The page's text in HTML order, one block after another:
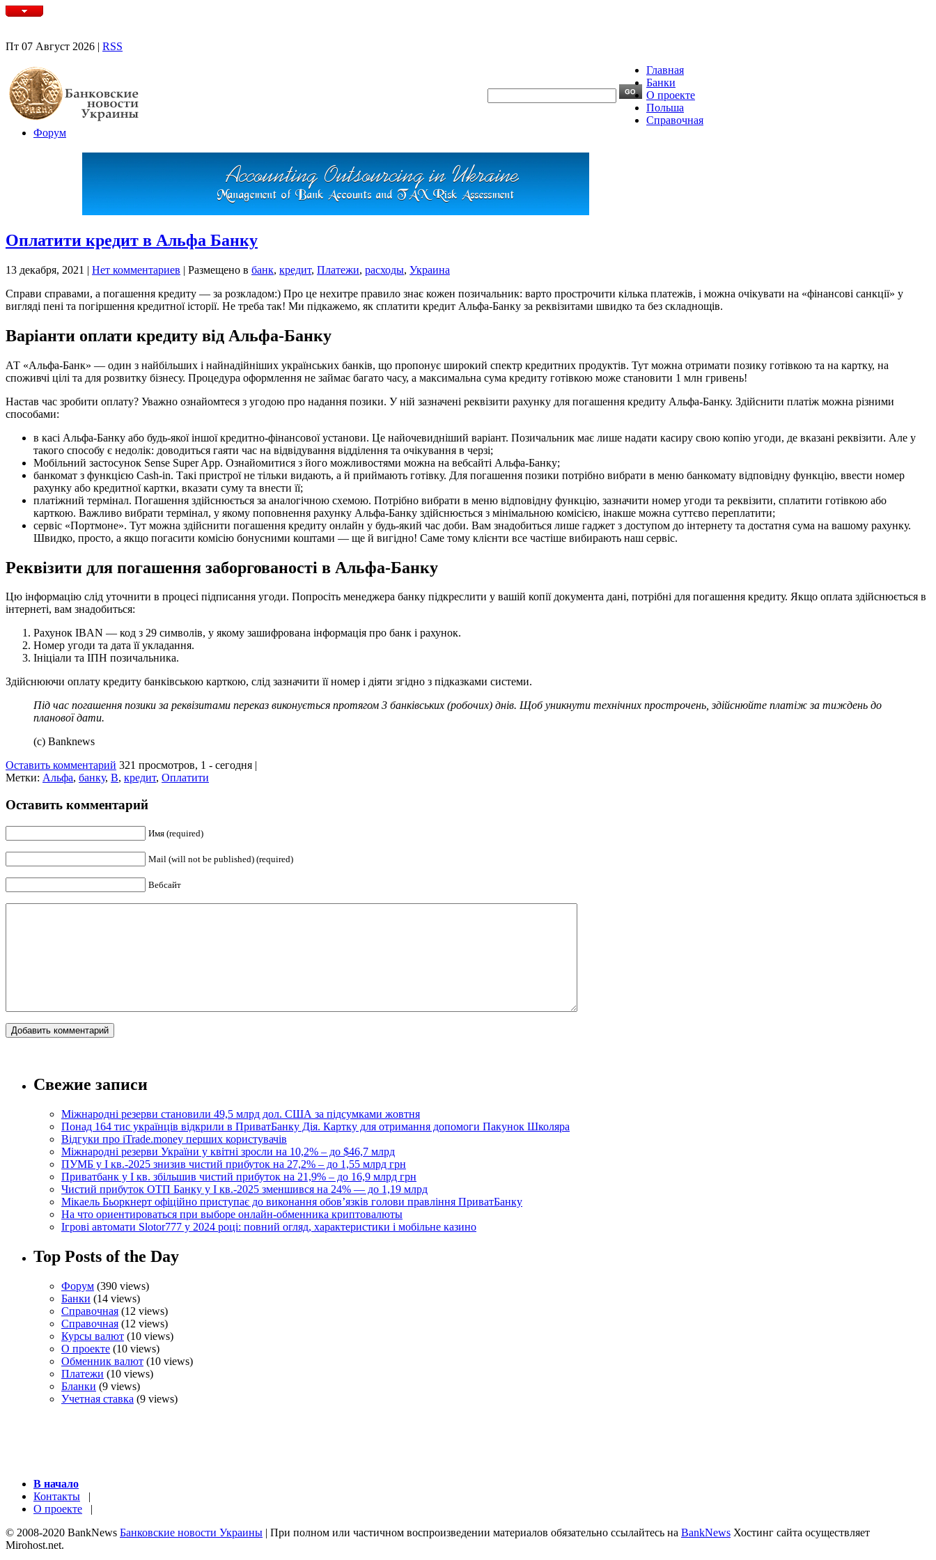
Пт 07 Август 2026 | RSS
Главная
Банки
О проекте
Польша
Справочная
Форум
Оплатити кредит в Альфа Банку
13 декабря, 2021 | Нет комментариев | Размещено в банк, кредит, Платежи, расходы, Украина
Справи справами, а погашення кредиту — за розкладом:) Про це нехитре правило знає кожен позичальник: варто прострочити кілька платежів, і можна очікувати на «фінансові санкції» у
вигляді пені та погіршення кредитної історії. Не треба так! Ми підкажемо, як сплатити кредит Альфа-Банку за реквізитами швидко та без складнощів.
Варіанти оплати кредиту від Альфа-Банку
АТ «Альфа-Банк» — один з найбільших і найнадійніших українських банків, що пропонує широкий спектр кредитних продуктів. Тут можна отримати позику готівкою та на картку, на
споживчі цілі та для розвитку бізнесу. Процедура оформлення не займає багато часу, а максимальна сума кредиту готівкою може становити 1 млн гривень!
Настав час зробити оплату? Уважно ознайомтеся з угодою про надання позики. У ній зазначені реквізити рахунку для погашення кредиту Альфа-Банку. Здійснити платіж можна різними
способами:
в касі Альфа-Банку або будь-якої іншої кредитно-фінансової установи. Це найочевидніший варіант. Позичальник має лише надати касиру свою копію угоди, де вказані реквізити. Але у
такого способу є недолік: доводиться гаяти час на відвідування відділення та очікування в черзі;
Мобільний застосунок Sense Super App. Ознайомитися з його можливостями можна на вебсайті Альфа-Банку;
банкомат з функцією Cash-in. Такі пристрої не тільки видають, а й приймають готівку. Для погашення позики потрібно вибрати в меню банкомату відповідну функцію, ввести номер
рахунку або кредитної картки, вказати суму та внести її;
платіжний термінал. Погашення здійснюється за аналогічною схемою. Потрібно вибрати в меню відповідну функцію, зазначити номер угоди та реквізити, сплатити готівкою або
карткою. Важливо вибрати термінал, у якому поповнення рахунку Альфа-Банку здійснюється з мінімальною комісією, інакше можна суттєво переплатити;
сервіс «Портмоне». Тут можна здійснити погашення кредиту онлайн у будь-який час доби. Вам знадобиться лише гаджет з доступом до інтернету та достатня сума на вашому рахунку.
Швидко, просто, а якщо погасити комісію бонусними коштами — ще й вигідно! Саме тому клієнти все частіше вибирають наш сервіс.
Реквізити для погашення заборгованості в Альфа-Банку
Цю інформацію слід уточнити в процесі підписання угоди. Попросіть менеджера банку підкреслити у вашій копії документа дані, потрібні для погашення кредиту. Якщо оплата здійснюється в
інтернеті, вам знадобиться:
Рахунок IBAN — код з 29 символів, у якому зашифрована інформація про банк і рахунок.
Номер угоди та дата її укладання.
Ініціали та ІПН позичальника.
Здійснюючи оплату кредиту банківською карткою, слід зазначити її номер і діяти згідно з підказками системи.
Під час погашення позики за реквізитами переказ виконується протягом 3 банківських (робочих) днів. Щоб уникнути технічних прострочень, здійснюйте платіж за тиждень до
планової дати.
(c) Banknews
Оставить комментарий 321 просмотров, 1 - сегодня |
Метки: Альфа, банку, В, кредит, Оплатити
Оставить комментарий
Имя (required)
Mail (will not be published) (required)
Вебсайт
Свежие записи
Міжнародні резерви становили 49,5 млрд дол. США за підсумками жовтня
Понад 164 тис українців відкрили в ПриватБанку Дія. Картку для отримання допомоги Пакунок Школяра
Відгуки про iTrade.money перших користувачів
Міжнародні резерви України у квітні зросли на 10,2% – до $46,7 млрд
ПУМБ у I кв.-2025 знизив чистий прибуток на 27,2% – до 1,55 млрд грн
Приватбанк у І кв. збільшив чистий прибуток на 21,9% – до 16,9 млрд грн
Чистий прибуток ОТП Банку у І кв.-2025 зменшився на 24% — до 1,19 млрд
Мікаель Бьоркнерт офіційно приступає до виконання обовʼязків голови правління ПриватБанку
На что ориентироваться при выборе онлайн-обменника криптовалюты
Ігрові автомати Slotor777 у 2024 році: повний огляд, характеристики і мобільне казино
Top Posts of the Day
Форум (390 views)
Банки (14 views)
Справочная (12 views)
Справочная (12 views)
Курсы валют (10 views)
О проекте (10 views)
Обменник валют (10 views)
Платежи (10 views)
Бланки (9 views)
Учетная ставка (9 views)
В начало
Контакты |
О проекте |
© 2008-2020 BankNews Банковские новости Украины | При полном или частичном воспроизведении материалов обязательно ссылайтесь на BankNews Хостинг сайта осуществляет
Mirohost.net.